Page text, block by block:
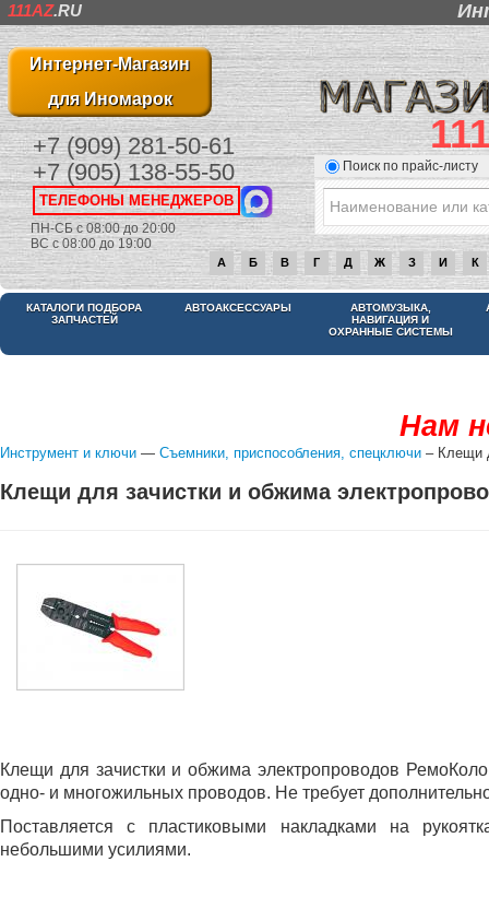
111AZ.RU
Интернет-Магазин
для Иномарок
+7 (909) 281-50-61
+7 (905) 138-55-50
ТЕЛЕФОНЫ МЕНЕДЖЕРОВ
ПН-СБ с 08:00 до 20:00
ВС с 08:00 до 19:00
Поиск по прайс-листу
А Б В Г Д Ж З И К
КАТАЛОГИ ПОДБОРА
ЗАПЧАСТЕЙ
АВТОАКСЕССУАРЫ
АВТОМУЗЫКА,
НАВИГАЦИЯ И
ОХРАННЫЕ СИСТЕМЫ
Нам
Инструмент и ключи — Съемники, приспособления, спецключи – Клещи
Клещи для зачистки и обжима
Клещи для зачистки и обжима электропроводов
одно- и многожильных проводов. Не требует
Поставляется с пластиковыми накладками на
небольшими усилиями.